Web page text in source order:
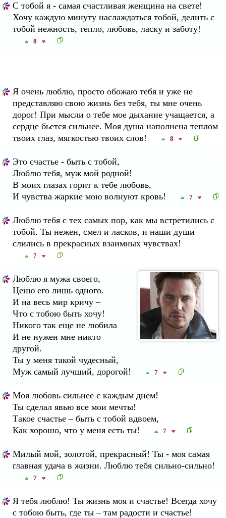
С тобой я - самая счастливая женщина на свете!
Хочу каждую минуту наслаждаться тобой, делить с
тобой нежность, тепло, любовь, ласку и заботу!
8
Я очень люблю, просто обожаю тебя и уже не
представляю свою жизнь без тебя, ты мне очень
дорог! При мысли о тебе мое дыхание учащается, а
сердце бьется сильнее. Моя душа наполнена теплом
твоих глаз, мягкостью твоих слов!
8
Это счастье - быть с тобой,
Люблю тебя, муж мой родной!
В моих глазах горит к тебе любовь,
И чувства жаркие мою волнуют кровь!
7
Люблю тебя с тех самых пор, как мы встретились с
тобой. Ты нежен, смел и ласков, и наши души
слились в прекрасных взаимных чувствах!
7
Люблю я мужа своего,
Ценю его лишь одного.
И на весь мир кричу –
Что с тобою быть хочу!
Никого так еще не любила
И не нужен мне никто
другой.
Ты у меня такой чудесный,
Муж самый лучший, дорогой!
7
Моя любовь сильнее с каждым днем!
Ты сделал явью все мои мечты!
Такое счастье – быть с тобой вдвоем,
Как хорошо, что у меня есть ты!
7
Милый мой, золотой, прекрасный! Ты - моя самая
главная удача в жизни. Люблю тебя сильно-сильно!
7
Я тебя люблю! Ты жизнь моя и счастье! Всегда хочу
с тобою быть, где ты – там радости и счастье!